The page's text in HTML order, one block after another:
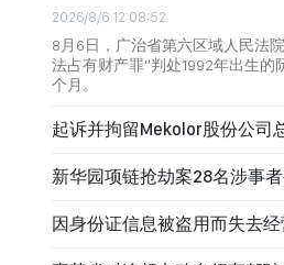
2026/8/6 12:08:52
8月6日，广治省第六区域人民法
法占有财产罪”判处1992年出生的
个月。
起诉并拘留Mekolor股份公司
新华园项链抢劫案28名涉事
因身份证信息被盗用而失去经